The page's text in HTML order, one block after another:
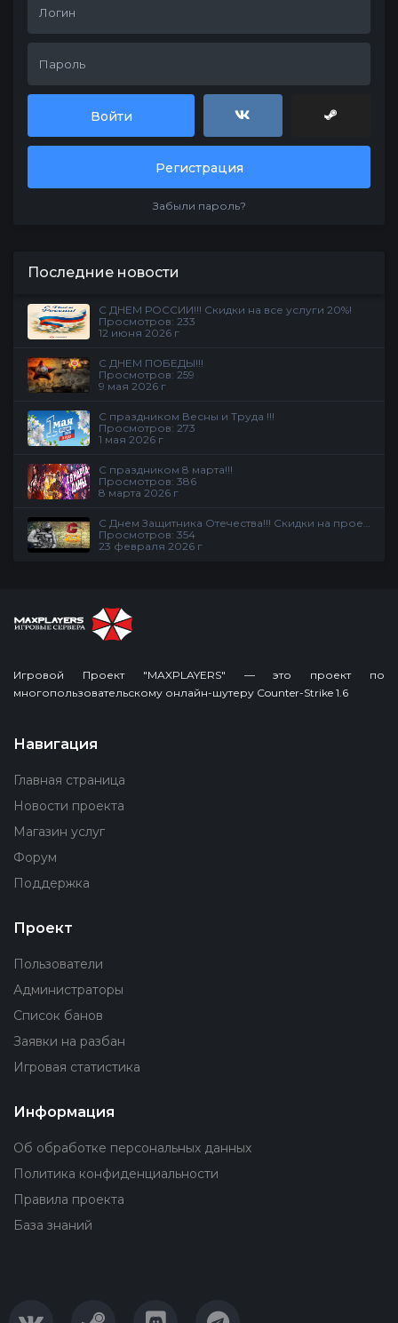
Войти
Регистрация
Забыли пароль?
Последние новости
С ДНЕМ РОССИИ!!! Скидки на все услуги 20%!
Просмотров: 233
12 июня 2026 г
С ДНЕМ ПОБЕДЫ!!!
Просмотров: 259
9 мая 2026 г
С праздником Весны и Труда !!!
Просмотров: 273
1 мая 2026 г
С праздником 8 марта!!!
Просмотров: 386
8 марта 2026 г
С Днем Защитника Отечества!!! Скидки на проекте
Просмотров: 354
23 февраля 2026 г
Игровой Проект "MAXPLAYERS" — это проект по
многопользовательскому онлайн-шутеру Counter-Strike 1.6
Навигация
Главная страница
Новости проекта
Магазин услуг
Форум
Поддержка
Проект
Пользователи
Администраторы
Список банов
Заявки на разбан
Игровая статистика
Информация
Об обработке персональных данных
Политика конфиденциальности
Правила проекта
База знаний